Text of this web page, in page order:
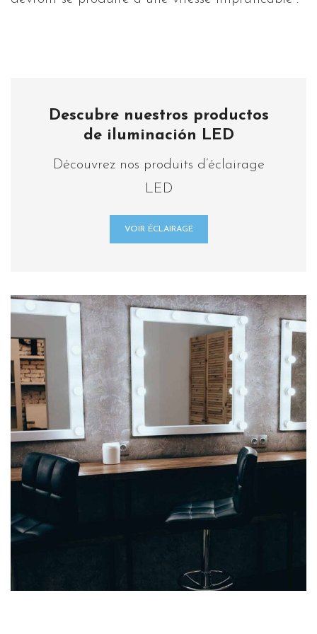
Descubre nuestros productos
de iluminación LED
Découvrez nos produits d’éclairage
LED
VOIR ÉCLAIRAGE